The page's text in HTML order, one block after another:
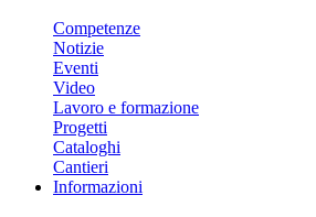
Competenze
Notizie
Eventi
Video
Lavoro e formazione
Progetti
Cataloghi
Cantieri
Informazioni